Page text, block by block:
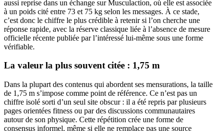
aussi reprise dans un échange sur Musculaction, où elle est associée
à un poids cité entre 73 et 75 kg selon les messages. À ce stade,
c’est donc le chiffre le plus crédible à retenir si l’on cherche une
réponse rapide, avec la réserve classique liée à l’absence de mesure
officielle récente publiée par l’intéressé lui-même sous une forme
vérifiable.
La valeur la plus souvent citée : 1,75 m
Dans la plupart des contenus qui abordent ses mensurations, la taille
de 1,75 m s’impose comme point de référence. Ce n’est pas un
chiffre isolé sorti d’un seul site obscur : il a été repris par plusieurs
pages orientées fitness ou par des discussions communautaires
autour de son physique. Cette répétition crée une forme de
consensus informel, même si elle ne remplace pas une source